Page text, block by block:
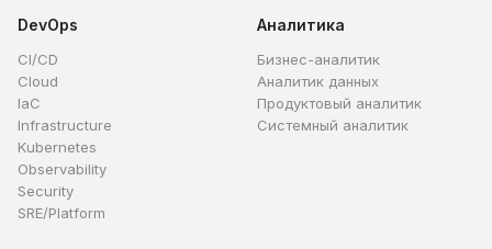
DevOps
CI/CD
Cloud
IaC
Infrastructure
Kubernetes
Observability
Security
SRE/Platform
Аналитика
Бизнес-аналитик
Аналитик данных
Продуктовый аналитик
Системный аналитик